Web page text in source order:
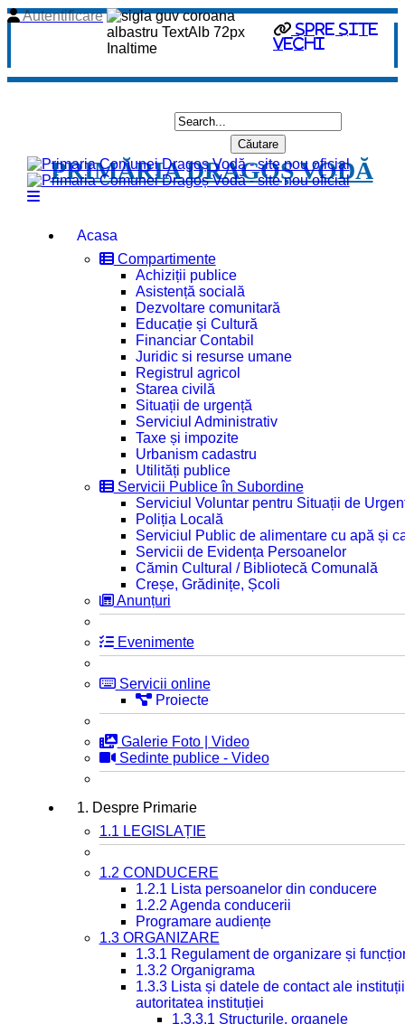
spre site
vechi
Autentificare
PRIMĂRIA DRAGOȘ VODĂ
Acasa
Compartimente
Achiziții publice
Asistență socială
Dezvoltare comunitară
Educație și Cultură
Financiar Contabil
Juridic si resurse umane
Registrul agricol
Starea civilă
Situații de urgență
Serviciul Administrativ
Taxe și impozite
Urbanism cadastru
Utilități publice
Servicii Publice în Subordine
Serviciul Voluntar pentru Situații de
Poliția Locală
Serviciul Public de alimentare cu apă și
Servicii de Evidența Persoanelor
Cămin Cultural / Bibliotecă Comunală
Creșe, Grădinițe, Școli
Anunțuri
Evenimente
Servicii online
Proiecte
Galerie Foto | Video
Sedinte publice - Video
1. Despre Primarie
1.1 LEGISLAȚIE
1.2 CONDUCERE
1.2.1 Lista persoanelor din conducere
1.2.2 Agenda conducerii
Programare audiențe
1.3 ORGANIZARE
1.3.1 Regulament de organizare și
1.3.2 Organigrama
1.3.3 Lista și datele de contact ale
autoritatea instituției
1.3.3.1 Structurile, organele